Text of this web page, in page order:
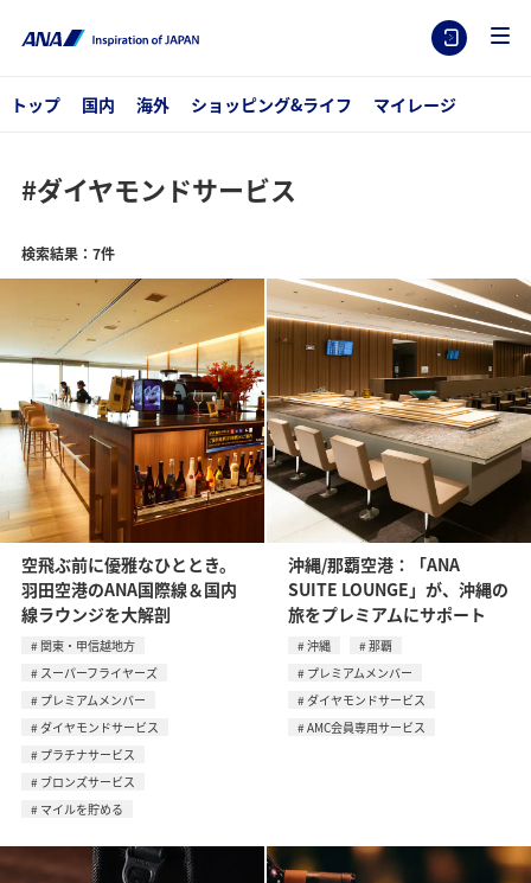
トップ 国内 海外 ショッピング&ライフ マイレージ
#ダイヤモンドサービス
検索結果：7件
空飛ぶ前に優雅なひととき。
羽田空港のANA国際線＆国内
線ラウンジを大解剖
関東・甲信越地方
スーパーフライヤーズ
プレミアムメンバー
ダイヤモンドサービス
プラチナサービス
ブロンズサービス
マイルを貯める
沖縄/那覇空港：「ANA
SUITE LOUNGE」が、沖縄の
旅をプレミアムにサポート
沖縄
那覇
プレミアムメンバー
ダイヤモンドサービス
AMC会員専用サービス